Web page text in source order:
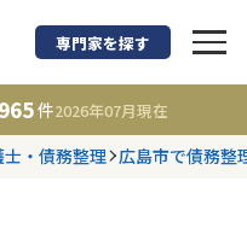
債務整理に強い弁
都道府県を選択
専門家を探す
965件2026年07月現在
・債務整理 広島市で債務整